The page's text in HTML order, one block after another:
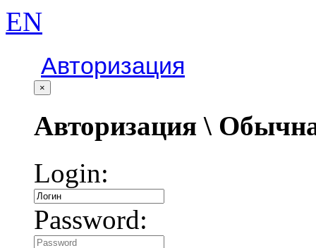
EN
Авторизация
×
Авторизация \
Login:
Password: